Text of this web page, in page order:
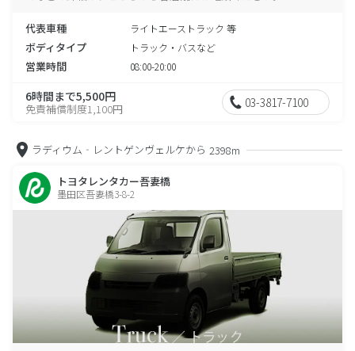
代表車種 ライトエーストラック 等
ボディタイプ トラック・バスなど
営業時間 08:00-20:00
6時間まで5,500円
免責補償制度1,100円 03-3817-7100
ラディウム‐レントゲンヴェルケから 2398m
トヨタレンタカー吾妻橋
墨田区吾妻橋3-8-2